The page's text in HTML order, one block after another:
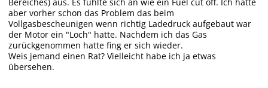
Bereiches) aus. Es fühlte sich an wie ein Fuel cut off. Ich hatte
aber vorher schon das Problem das beim
Vollgasbescheunigen wenn richtig Ladedruck aufgebaut war
der Motor ein "Loch" hatte. Nachdem ich das Gas
zurückgenommen hatte fing er sich wieder.
Weis jemand einen Rat? Vielleicht habe ich ja etwas
übersehen.